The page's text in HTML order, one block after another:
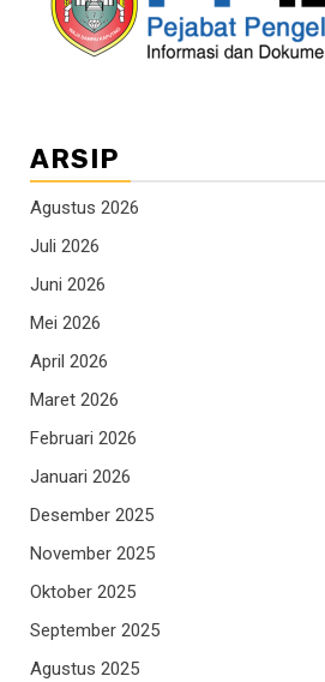
ARSIP
Agustus 2026
Juli 2026
Juni 2026
Mei 2026
April 2026
Maret 2026
Februari 2026
Januari 2026
Desember 2025
November 2025
Oktober 2025
September 2025
Agustus 2025